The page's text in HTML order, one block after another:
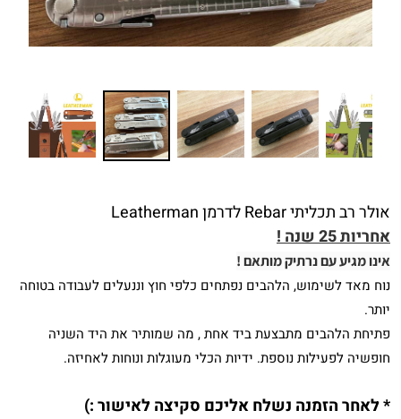
אולר רב תכליתי Rebar לדרמן Leatherman
אחריות 25 שנה !
אינו מגיע עם נרתיק מותאם !
נוח מאד לשימוש, הלהבים נפתחים כלפי חוץ וננעלים לעבודה בטוחה
יותר.
פתיחת הלהבים מתבצעת ביד אחת , מה שמותיר את היד השניה
חופשיה לפעילות נוספת. ידיות הכלי מעוגלות ונוחות לאחיזה.
* לאחר הזמנה נשלח אליכם סקיצה לאישור :)